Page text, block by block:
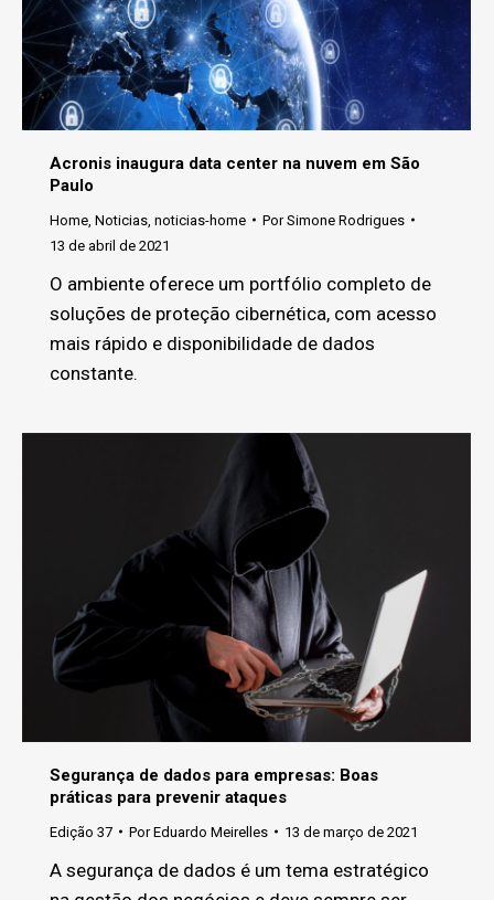
Acronis inaugura data center na nuvem em São
Paulo
Home Noticias noticias-home PorSimone Rodrigues
13 de abril de 2021
O ambiente oferece um portfólio completo de
soluções de proteção cibernética, com acesso
mais rápido e disponibilidade de dados
constante.
Segurança de dados para empresas: Boas
práticas para prevenir ataques
Edição 37 PorEduardo Meirelles 13 de março de 2021
A segurança de dados é um tema estratégico